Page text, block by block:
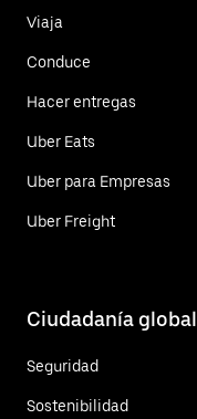
Viaja
Conduce
Hacer entregas
Uber Eats
Uber para Empresas
Uber Freight
Ciudadanía global
Seguridad
Sostenibilidad